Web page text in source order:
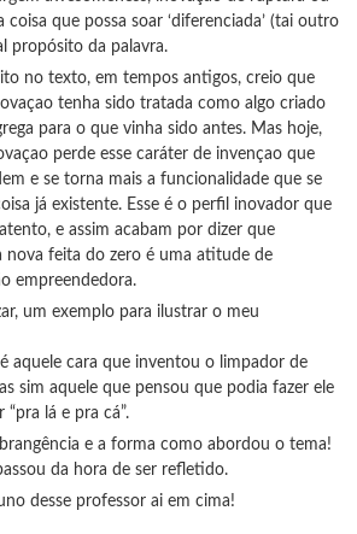
que possa soar ‘diferenciada’ (tai outro
propósito da palavra.
no texto, em tempos antigos, creio que
tenha sido tratada como algo criado
para o que vinha sido antes. Mas hoje,
perde esse caráter de invençao que
e se torna mais a funcionalidade que se
já existente. Esse é o perfil inovador que
e assim acabam por dizer que
nova feita do zero é uma atitude de
empreendedora.
um exemplo para ilustrar o meu
aquele cara que inventou o limpador de
sim aquele que pensou que podia fazer ele
lá e pra cá”.
e a forma como abordou o tema!
da hora de ser refletido.
desse professor ai em cima!